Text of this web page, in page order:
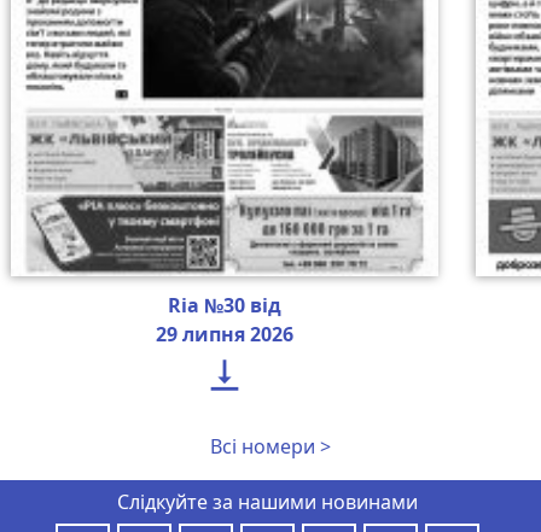
Ria №30 від
29 липня 2026

Всі номери >
Слідкуйте за нашими новинами